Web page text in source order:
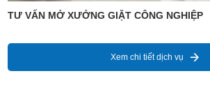
TƯ VẤN MỞ XƯỞNG GIẶT CÔNG NGHIỆP
Xem chi tiết dịch vụ